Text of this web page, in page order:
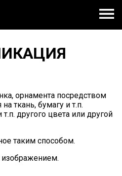
орнамента посредством
ткань, бумагу и т.п.
другого цвета или другой
таким способом.
изображением.